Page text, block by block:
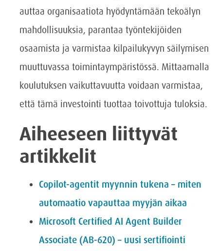
auttaa organisaatiota hyödyntämään tekoälyn
mahdollisuuksia, parantaa työntekijöiden
osaamista ja varmistaa kilpailukyvyn säilymisen
muuttuvassa toimintaympäristössä. Mittaamalla
koulutuksen vaikuttavuutta voidaan varmistaa,
että tämä investointi tuottaa toivottuja tuloksia.
Aiheeseen liittyvät
artikkelit
Copilot-agentit myynnin tukena – miten
automaatio vapauttaa myyjän aikaa
Microsoft Certified AI Agent Builder
Associate (AB-620) – uusi sertifiointi